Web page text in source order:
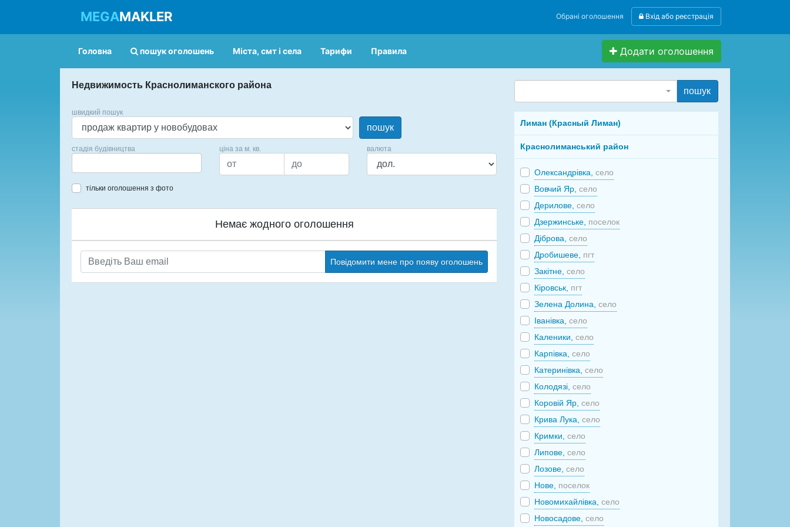
MEGAMAKLER Обрані оголошення Вхід або реєстрація
Головна пошук оголошень Міста, смт і села Тарифи Правила Додати оголошення
Недвижимость Краснолиманского района
швидкий пошук
пошук
стадія будівництва ціна за м. кв. валюта
тільки оголошення з фото
Немає жодного оголошення
Повідомити мене про появу оголошень
пошук
Лиман (Красный Лиман)
Краснолиманський район
Олександрівка,село
Вовчий Яр,село
Дерилове,село
Дзержинське, поселок
Діброва,село
Дробишеве, пгт
Закітне,село
Кіровськ, пгт
Зелена Долина,село
Іванівка,село
Каленики,село
Карпівка,село
Катеринівка,село
Колодязі,село
Коровій Яр,село
Крива Лука,село
Кримки,село
Липове,село
Лозове,село
Нове, поселок
Новомихайлівка,село
Новосадове,село